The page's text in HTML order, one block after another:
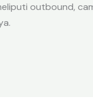
outbound,